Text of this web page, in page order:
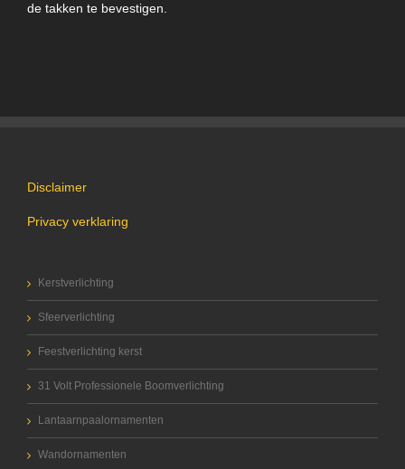
de takken te bevestigen.
Disclaimer
Privacy verklaring
Kerstverlichting
Sfeerverlichting
Feestverlichting kerst
31 Volt Professionele Boomverlichting
Lantaarnpaalornamenten
Wandornamenten